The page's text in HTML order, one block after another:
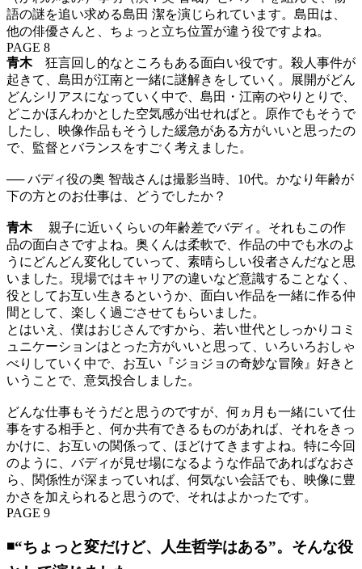
語の謎を追い求める島田 潔を演じられています。島田は、
他の俳優さんと、ちょっと立ち位置が違う役ですよね。
PAGE 8
青木狂言回し的なところもある面白い役です。殺人事件が
起きて、島田が江南と一緒に謎解きをしていく。展開がどん
どんシリアスになっていく中で、島田・江南のやりとりで、
どこかほんわかとした空気感が出せればと。原作でもそうで
したし、映像作品もそうした緩急がある方がいいと思ったの
で、監督とバランスをすごく考えました。
── バディ役の奥 智哉さんは撮影当時、10代。かなり年齢が
下の方とのお仕事は、どうでしたか？
青木親子に近いくらいの年齢差でバディ。それもこの作
品の面白さですよね。奥くんは柔軟で、作品の中でも水のよ
うにどんどん変化していって、素晴らしい役者さんだなと思
いました。現場ではキャリアの違いなど意識することなく、
役としてお互い生きるというか、面白い作品を一緒に作る仲
間として、楽しく過ごさせてもらいました。
とはいえ、僕はおじさんですから、若い世代としっかりコミ
ュニケーションはとった方がいいと思って、いろいろおしゃ
べりしていく中で、お互い『ジョジョの奇妙な冒険』好きと
いうことで、意気投合しました。
どんな仕事もそうだと思うのですが、何ヵ月も一緒にいて仕
事をする相手と、何か共有できるものがあれば、それをきっ
かけに、お互いの関係って、ほどけてきますよね。特に今回
のように、バディが見せ場になるような作品であればなおさ
ら、関係性が深まっていれば、何気ない会話でも、映像に豊
かさを加えられると思うので、それはよかったです。
PAGE 9
◾️“ちょっと変だけど、人生哲学はある”。そんな役